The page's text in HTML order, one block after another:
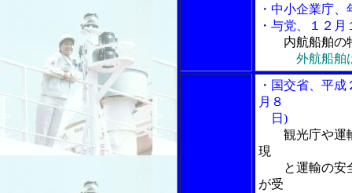
・中小企業庁
・与党、１２
内航船舶の
外航船舶
・国交省、平
月８
日)
観光庁や運
現
と運輸の安全
が受